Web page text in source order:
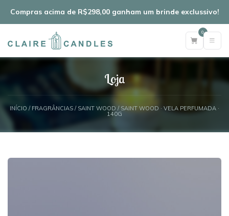
Compras acima de R$298,00 ganham um brinde exclussivo!
0
Loja
INÍCIO / FRAGRÂNCIAS / SAINT WOOD / SAINT WOOD · VELA PERFUMADA ·
140G